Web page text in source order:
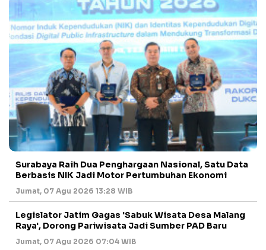
Surabaya Raih Dua Penghargaan Nasional, Satu Data
Berbasis NIK Jadi Motor Pertumbuhan Ekonomi
Jumat, 07 Agu 2026 13:28 WIB
Legislator Jatim Gagas 'Sabuk Wisata Desa Malang
Raya', Dorong Pariwisata Jadi Sumber PAD Baru
Jumat, 07 Agu 2026 07:04 WIB